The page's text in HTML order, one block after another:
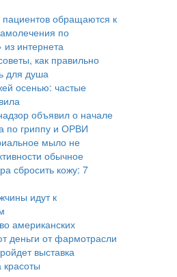
обращаются к
по
интернета
как правильно
для душа
осенью: частые
объявил о начале
по гриппу и ОРВИ
мыло не
обычное
сбросить кожу: 7
идут к
американских
деньги от фармотрасли
выставка